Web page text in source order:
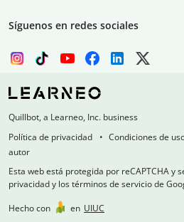
Síguenos en redes sociales
Quillbot, a Learneo, Inc. business
Política de privacidad
Condiciones de
autor
Esta web está protegida por reCAPTCHA y
privacidad y los términos de servicio de
Hecho con
en UIUC